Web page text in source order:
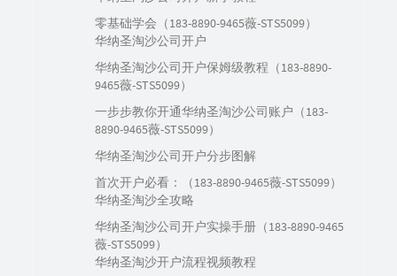
零基础学会（183-8890-9465薇-STS5099）
华纳圣淘沙公司开户
华纳圣淘沙公司开户保姆级教程（183-8890-
9465薇-STS5099）
一步步教你开通华纳圣淘沙公司账户（183-
8890-9465薇-STS5099）
华纳圣淘沙公司开户分步图解
首次开户必看：（183-8890-9465薇-STS5099）
华纳圣淘沙全攻略
华纳圣淘沙公司开户实操手册（183-8890-9465
薇-STS5099）
华纳圣淘沙开户流程视频教程